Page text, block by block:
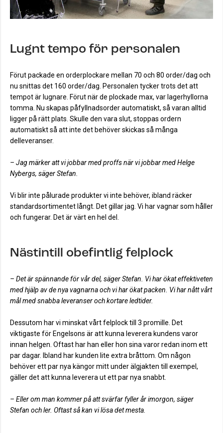
Lugnt tempo för personalen
Förut packade en orderplockare mellan 70 och 80 order/dag och
nu snittas det 160 order/dag. Personalen tycker trots det att
tempot är lugnare. Förut när de plockade max, var lagerhyllorna
tomma. Nu skapas påfyllnadsorder automatiskt, så varan alltid
ligger på rätt plats. Skulle den vara slut, stoppas ordern
automatiskt så att inte det behöver skickas så många
delleveranser.
– Jag märker att vi jobbar med proffs när vi jobbar med Helge
Nybergs, säger Stefan.
Vi blir inte pålurade produkter vi inte behöver, ibland räcker
standardsortimentet långt. Det gillar jag. Vi har vagnar som håller
och fungerar. Det är värt en hel del.
Nästintill obefintlig felplock
– Det är spännande för vår del, säger Stefan. Vi har ökat effektiveten
med hjälp av de nya vagnarna och vi har ökat packen. Vi har nått vårt
mål med snabba leveranser och kortare ledtider.
Dessutom har vi minskat vårt felplock till 3 promille. Det
viktigaste för Engelsons är att kunna leverera kundens varor
innan helgen. Oftast har han eller hon sina varor redan inom ett
par dagar. Ibland har kunden lite extra bråttom. Om någon
behöver ett par nya kängor mitt under älgjakten till exempel,
gäller det att kunna leverera ut ett par nya snabbt.
– Eller om man kommer på att svärfar fyller år imorgon, säger
Stefan och ler. Oftast så kan vi lösa det mesta.